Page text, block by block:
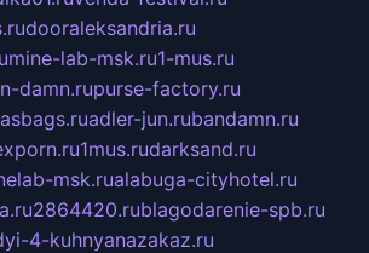
dooraleksandria.ru
mine-lab-msk.ru1-mus.ru
damn.rupurse-factory.ru
adler-jun.rubandamn.ru
1mus.rudarksand.ru
msk.rualabuga-cityhotel.ru
2864420.rublagodarenie-spb.ru
4-kuhnyanazakaz.ru